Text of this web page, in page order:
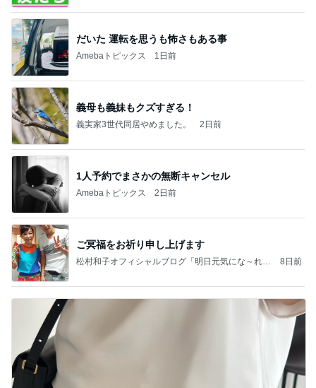
だいた 運転を思うも怖さもある事
Amebaトピックス 1日前
義母も義妹もクズすぎる！
義実家3世代同居やめました。 2日前
1人予約でまさかの無断キャンセル
Amebaトピックス 2日前
ご冥福をお祈り申し上げます
松村和子オフィシャルブログ「明日元気にな～れ」
8日前